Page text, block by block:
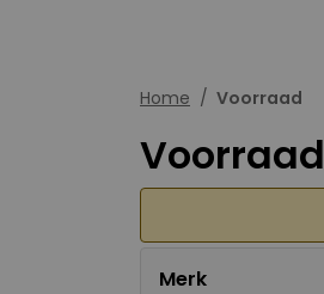
Home Voorraad
Voorraad
Merk